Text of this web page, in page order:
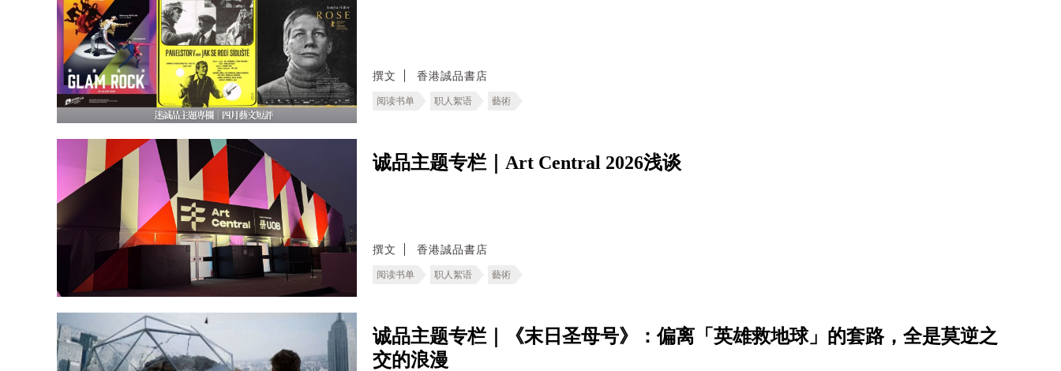
撰文 香港誠品書店
阅读书单 职人絮语 藝術
诚品主题专栏｜Art Central 2026浅谈
撰文 香港誠品書店
阅读书单 职人絮语 藝術
诚品主题专栏｜《末日圣母号》：偏离「英雄救地球」的套路，全是莫逆之
交的浪漫